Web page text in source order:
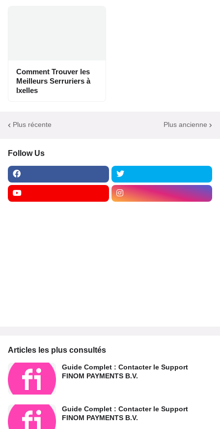
Comment Trouver les
Meilleurs Serruriers à
Ixelles
Plus récente Plus ancienne
Follow Us
Articles les plus consultés
Guide Complet : Contacter le Support
FINOM PAYMENTS B.V.
Guide Complet : Contacter le Support
FINOM PAYMENTS B.V.